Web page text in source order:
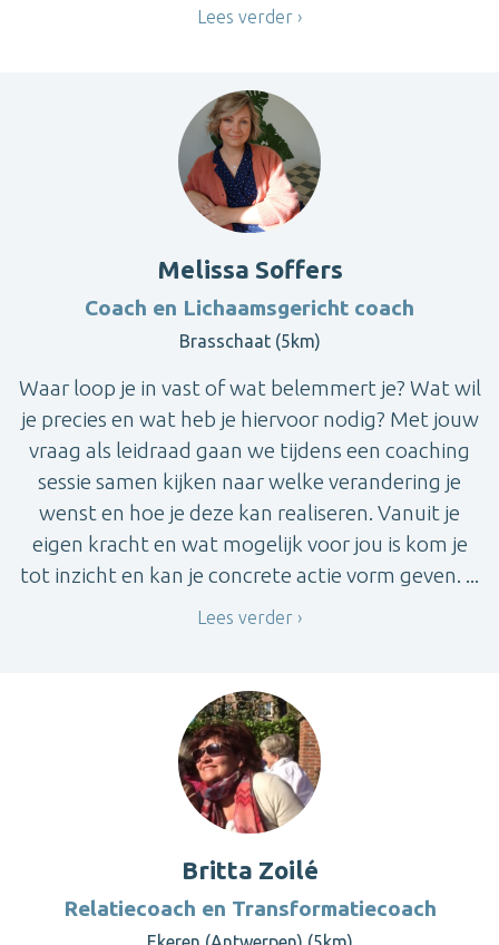
Lees verder
Melissa Soffers
Coach en Lichaamsgericht coach
Brasschaat (5km)
Waar loop je in vast of wat belemmert je? Wat wil
je precies en wat heb je hiervoor nodig? Met jouw
vraag als leidraad gaan we tijdens een coaching
sessie samen kijken naar welke verandering je
wenst en hoe je deze kan realiseren. Vanuit je
eigen kracht en wat mogelijk voor jou is kom je
tot inzicht en kan je concrete actie vorm geven. ...
Lees verder
Britta Zoilé
Relatiecoach en Transformatiecoach